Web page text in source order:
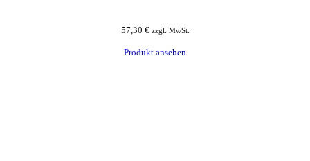
57,30 € zzgl. MwSt.
Produkt ansehen